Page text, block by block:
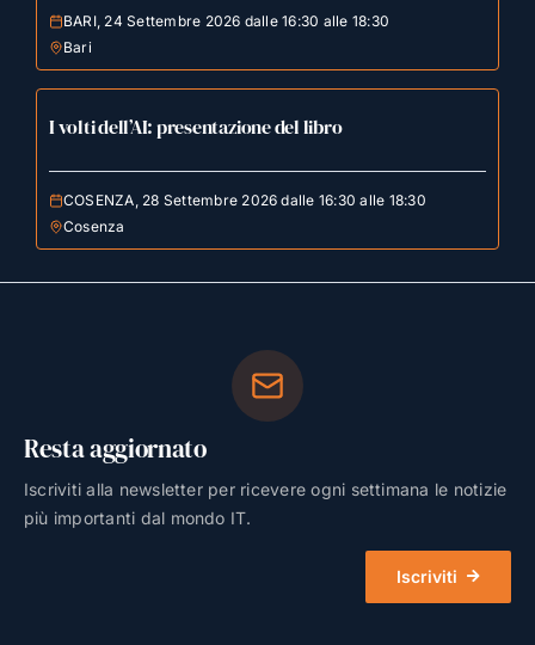
BARI, 24 Settembre 2026 dalle 16:30 alle 18:30
Bari
I volti dell’AI: presentazione del libro
COSENZA, 28 Settembre 2026 dalle 16:30 alle 18:30
Cosenza
Resta aggiornato
Iscriviti alla newsletter per ricevere ogni settimana le notizie
più importanti dal mondo IT.
Iscriviti